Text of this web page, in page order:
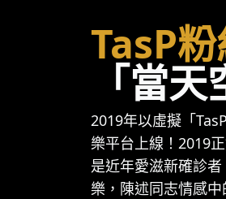
TasP
「當
2019年以虛擬「
樂平台上線！2019
是近年愛滋新確診
樂，陳述同志情感